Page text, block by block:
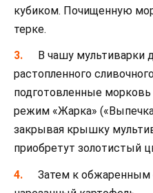
кубиком. Почищенную
терке.
В чашу мультиварки
растопленного
подготовленные морковь
режим «Жарка»
закрывая крышку
приобретут золотистый
Затем к